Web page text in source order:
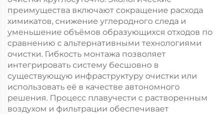
преимущества включают сокращение расхода
химикатов, снижение углеродного следа и
уменьшение объёмов образующихся отходов по
сравнению с альтернативными технологиями
очистки. Гибкость монтажа позволяет
интегрировать систему бесшовно в
существующую инфраструктуру очистки или
использовать её в качестве автономного
решения. Процесс плавучести с растворенным
воздухом и фильтрации обеспечивает